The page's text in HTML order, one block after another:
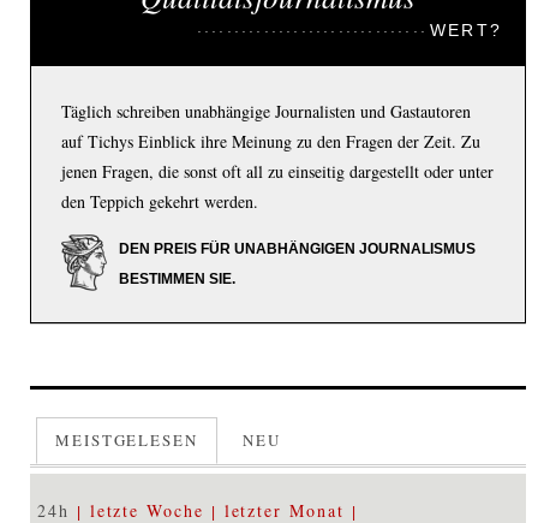
WERT?
Täglich schreiben unabhängige Journalisten und Gastautoren
auf Tichys Einblick ihre Meinung zu den Fragen der Zeit. Zu
jenen Fragen, die sonst oft all zu einseitig dargestellt oder unter
den Teppich gekehrt werden.
DEN PREIS FÜR UNABHÄNGIGEN JOURNALISMUS
BESTIMMEN SIE.
MEISTGELESEN NEU
24h letzte Woche letzter Monat